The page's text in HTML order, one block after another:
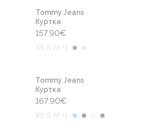
Tommy Jeans
Куртка
157.90€
XS S M +1
Tommy Jeans
Куртка
167.90€
XS S M +1